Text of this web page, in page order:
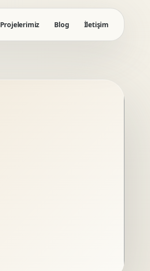
Projelerimiz Blog İletişim